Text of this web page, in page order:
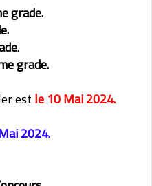
grade.
grade.
estle 10 Mai 2024.
2024.